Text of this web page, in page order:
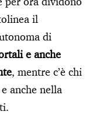
il
di
e anche
, mentre c’è chi
anche nella